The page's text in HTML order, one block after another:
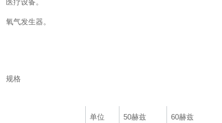
医疗设备。
氧气发生器。
规格
单位 50赫兹 60赫兹